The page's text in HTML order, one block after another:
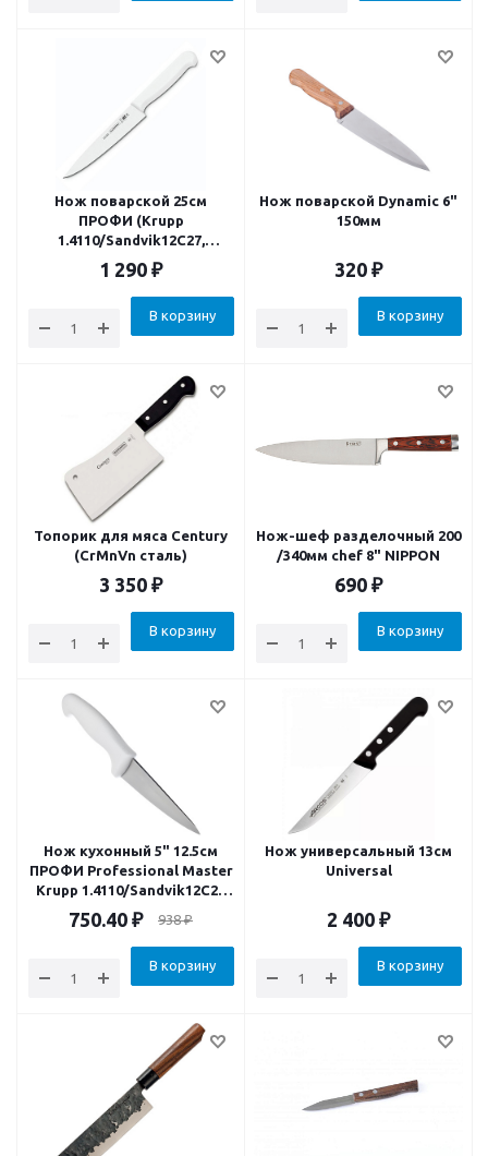
Нож поварской 25см
ПРОФИ (Krupp
1.4110/Sandvik12C27,
антибакт. ручка)
1 290 ₽
В корзину
Нож поварской Dynamic 6"
150мм
320 ₽
В корзину
Топорик для мяса Century
(CrMnVn сталь)
3 350 ₽
В корзину
Нож-шеф разделочный 200
/340мм chef 8" NIPPON
690 ₽
В корзину
Нож кухонный 5" 12.5см
ПРОФИ Professional Master
Krupp 1.4110/Sandvik12C27
антибакт. ручка
750.40 ₽ 938₽
В корзину
Нож универсальный 13см
Universal
2 400 ₽
В корзину